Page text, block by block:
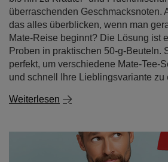
perfekt, um verschiedene Mate-Tee-
und schnell Ihre Lieblingsvariante zu
Weiterlesen